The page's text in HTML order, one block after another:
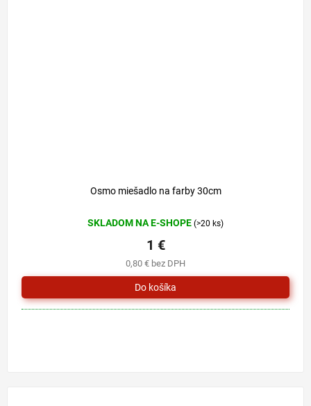
Osmo miešadlo na farby 30cm
SKLADOM NA E-SHOPE (>20 ks)
0,80 € bez DPH
1 €